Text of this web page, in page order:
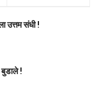
उत्तम संधी !
बुडाले !